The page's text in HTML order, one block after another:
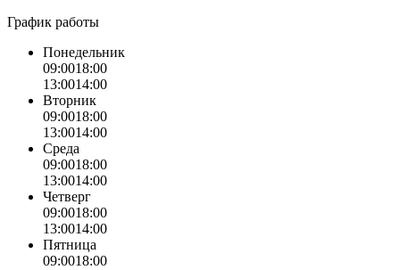
График работы
Понедельник
09:0018:00
13:0014:00
Вторник
09:0018:00
13:0014:00
Среда
09:0018:00
13:0014:00
Четверг
09:0018:00
13:0014:00
Пятница
09:0018:00